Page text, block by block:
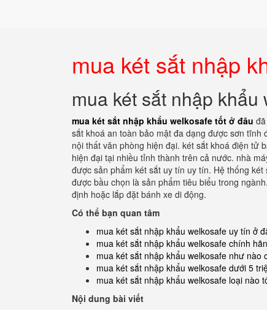
mua két sắt nhập
mua két sắt nhập khẩu
mua két sắt nhập khẩu welkosafe tốt ở đâu
sắt khoá an toàn bảo mật đa dạng được sơn
nội thất văn phòng hiện đại. két sắt khoá điện tử
hiện đại tại nhiều tỉnh thành trên cả nước. nhà
được sản phẩm két sắt uy tín uy tín. Hệ thống
được bầu chọn là sản phẩm tiêu biểu trong
định hoặc lắp đặt bánh xe di động.
Có thể bạn quan tâm
mua két sắt nhập khẩu welkosafe uy tín ở
mua két sắt nhập khẩu welkosafe chính
mua két sắt nhập khẩu welkosafe như nào
mua két sắt nhập khẩu welkosafe dưới 5
mua két sắt nhập khẩu welkosafe loại nào
Nội dung bài viết